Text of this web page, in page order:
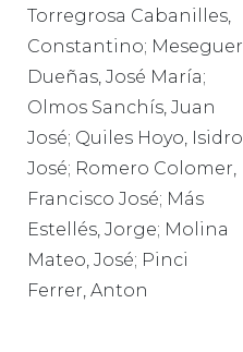
Torregrosa Cabanilles,
Constantino; Meseguer
Dueñas, José María;
Olmos Sanchís, Juan
José; Quiles Hoyo, Isidro
José; Romero Colomer,
Francisco José; Más
Estellés, Jorge; Molina
Mateo, José; Pinci
Ferrer, Anton